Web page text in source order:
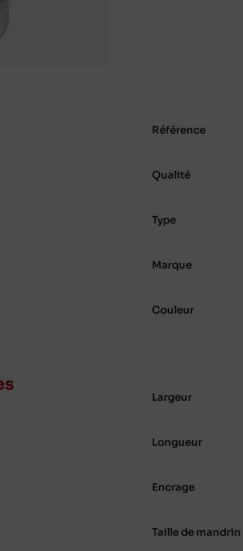
Référence
Qualité
Type
Marque
Couleur
Largeur
Longueur
Encrage
Taille de mandrin